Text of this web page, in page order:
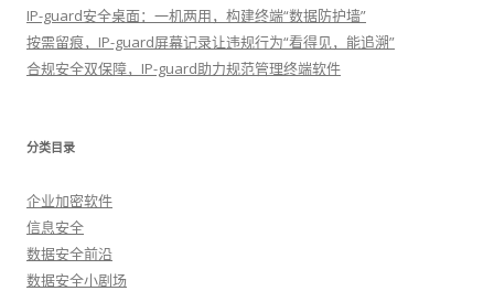
IP-guard安全桌面：一机两用，构建终端“数据防护墙”
按需留痕，IP-guard屏幕记录让违规行为“看得见，能追溯”
合规安全双保障，IP-guard助力规范管理终端软件
分类目录
企业加密软件
信息安全
数据安全前沿
数据安全小剧场